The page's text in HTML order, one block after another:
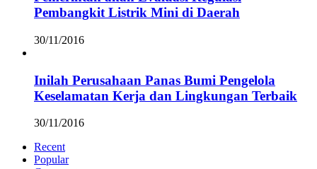
Pembangkit Listrik Mini di Daerah
30/11/2016
Inilah Perusahaan Panas Bumi Pengelola
Keselamatan Kerja dan Lingkungan Terbaik
30/11/2016
Recent
Popular